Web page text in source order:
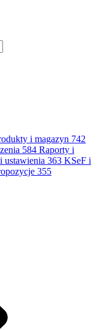
i magazyn 742
584 Raporty i
ustawienia 363 KSeF i
355